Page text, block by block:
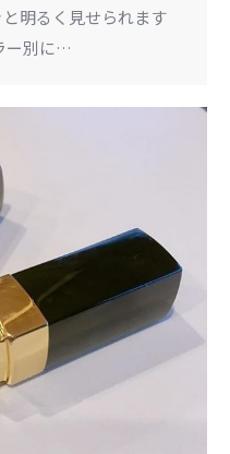
明るく見せられます
ー別に…